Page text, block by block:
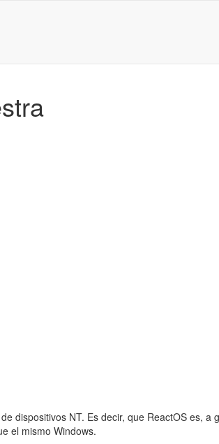
dispositivos NT. Es decir, que ReactOS es, a
el mismo Windows.